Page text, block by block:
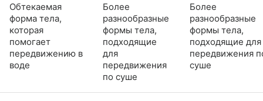
Обтекаемая
форма тела,
которая
помогает
передвижению в
воде
Более
разнообразные
формы тела,
подходящие
для
передвижения
по суше
Более
разнообразные
формы тела,
подходящие для
передвижения
суше